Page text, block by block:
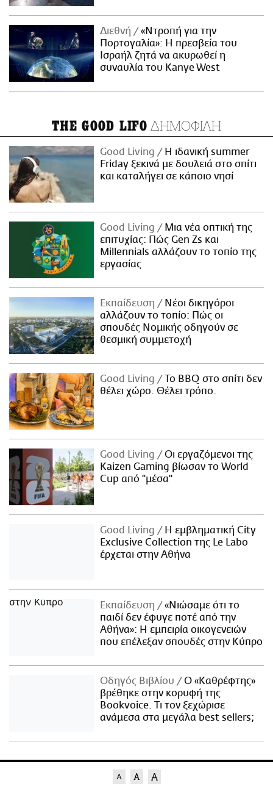
Διεθνή
«Ντροπή για την
Πορτογαλία»: Η πρεσβεία του
Ισραήλ ζητά να ακυρωθεί η
συναυλία του Kanye West
THE GOOD LIFO ΔΗΜΟΦΙΛΗ
Good Living
Η ιδανική summer
Friday ξεκινά με δουλειά στο σπίτι
και καταλήγει σε κάποιο νησί
Good Living
Μια νέα οπτική της
επιτυχίας: Πώς Gen Zs και
Millennials αλλάζουν το τοπίο της
εργασίας
Εκπαίδευση
Νέοι δικηγόροι
αλλάζουν το τοπίο: Πώς οι
σπουδές Νομικής οδηγούν σε
θεσμική συμμετοχή
Good Living
Το BBQ στο σπίτι δεν
θέλει χώρο. Θέλει τρόπο.
Good Living
Οι εργαζόμενοι της
Kaizen Gaming βίωσαν το World
Cup από "μέσα"
Good Living
Η εμβληματική City
Exclusive Collection της Le Labo
έρχεται στην Αθήνα
Εκπαίδευση
«Νιώσαμε ότι το
παιδί δεν έφυγε ποτέ από την
Αθήνα»: Η εμπειρία οικογενειών
που επέλεξαν σπουδές στην Κύπρο
Οδηγός Βιβλίου
Ο «Καθρέφτης»
βρέθηκε στην κορυφή της
Bookvoice. Τι τον ξεχώρισε
ανάμεσα στα μεγάλα best sellers;